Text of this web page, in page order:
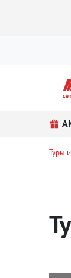
Туры